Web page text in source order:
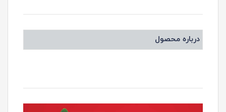
درباره محصول